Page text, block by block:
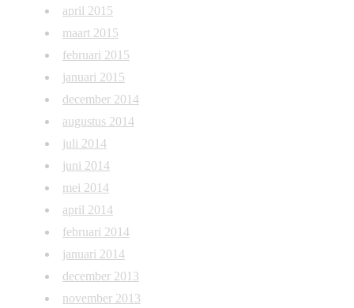
april 2015
maart 2015
februari 2015
januari 2015
december 2014
augustus 2014
juli 2014
juni 2014
mei 2014
april 2014
februari 2014
januari 2014
december 2013
november 2013